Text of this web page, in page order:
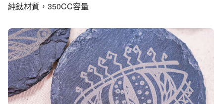
純鈦材質，350CC容量